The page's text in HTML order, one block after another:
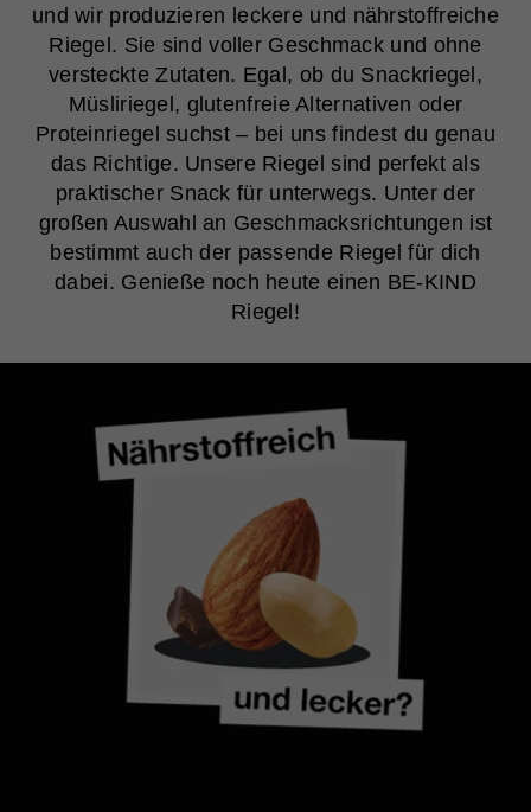
und wir produzieren leckere und nährstoffreiche
Riegel. Sie sind voller Geschmack und ohne
versteckte Zutaten. Egal, ob du Snackriegel,
Müsliriegel, glutenfreie Alternativen oder
Proteinriegel suchst – bei uns findest du genau
das Richtige. Unsere Riegel sind perfekt als
praktischer Snack für unterwegs. Unter der
großen Auswahl an Geschmacksrichtungen ist
bestimmt auch der passende Riegel für dich
dabei. Genieße noch heute einen BE-KIND
Riegel!